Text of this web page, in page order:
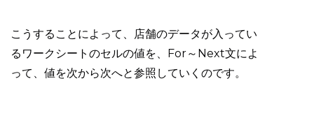
こうすることによって、店舗のデータが入ってい
るワークシートのセルの値を、For～Next文によ
って、値を次から次へと参照していくのです。